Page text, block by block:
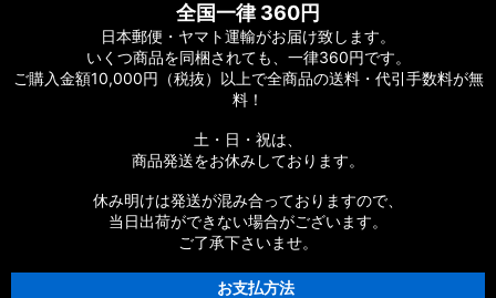
全国一律 360円
日本郵便・ヤマト運輸がお届け致します。
いくつ商品を同梱されても、一律360円です。
ご購入金額10,000円（税抜）以上で全商品の送料・代引手数料が無
料！
土・日・祝は、
商品発送をお休みしております。
休み明けは発送が混み合っておりますので、
当日出荷ができない場合がございます。
ご了承下さいませ。
お支払方法